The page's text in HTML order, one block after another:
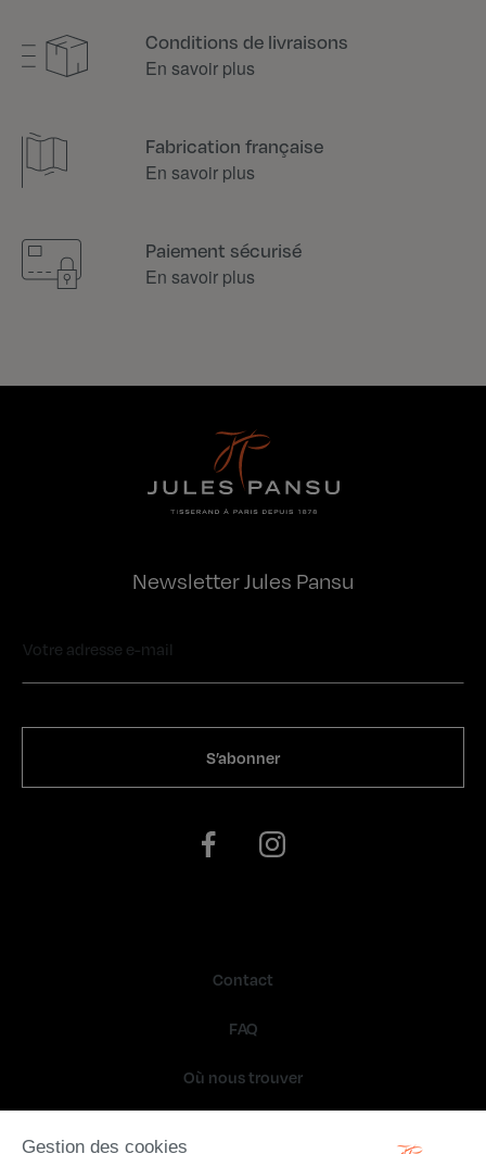
Conditions de livraisons
En savoir plus
Fabrication française
En savoir plus
Paiement sécurisé
En savoir plus
Newsletter Jules Pansu
Contact
FAQ
Où nous trouver
Gestion des cookies